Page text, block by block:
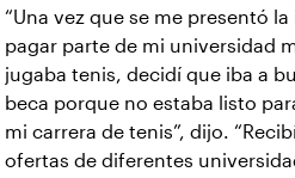
“Una vez que se me presentó la
pagar parte de mi universidad
jugaba tenis, decidí que iba a
beca porque no estaba listo
mi carrera de tenis”, dijo.
ofertas de diferentes